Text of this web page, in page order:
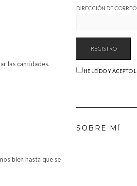
las cantidades.
bien hasta que se
DIRECCIÓN DE
HE LEÍDO Y ACEPTO
SOBRE MÍ